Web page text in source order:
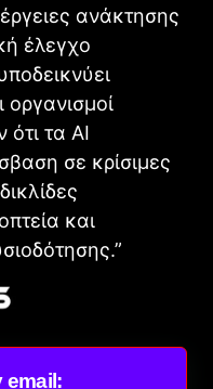
ανάκτησης
έλεγχο
ότι τα AI
σε κρίσιμες
και
email: